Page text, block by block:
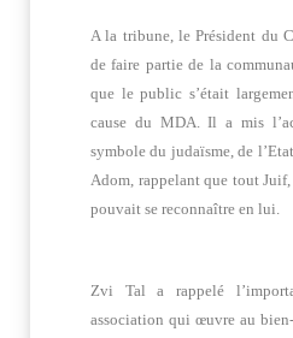
A la tribune, le Président du
de faire partie de la
que le public s’était
cause du MDA. Il a mis
symbole du judaïsme, de
Adom, rappelant que tout
pouvait se reconnaître en lui.
Zvi Tal a rappelé
association qui œuvre au